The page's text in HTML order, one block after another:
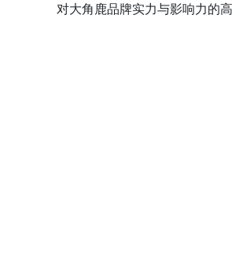
对大角鹿品牌实力与影响力的高